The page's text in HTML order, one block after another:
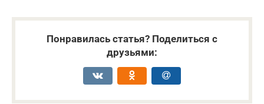
Понравилась статья? Поделиться с
друзьями: